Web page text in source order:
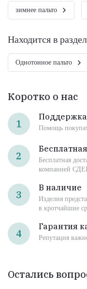
зимнее пальто
Находится в
Однотонное пальто
Коротко о нас
1
Поддержка
Помощь
2
Бесплатная
компанией
3
В наличие
Изделия
в кротчайшие
4
Гарантия
Репутация
Остались